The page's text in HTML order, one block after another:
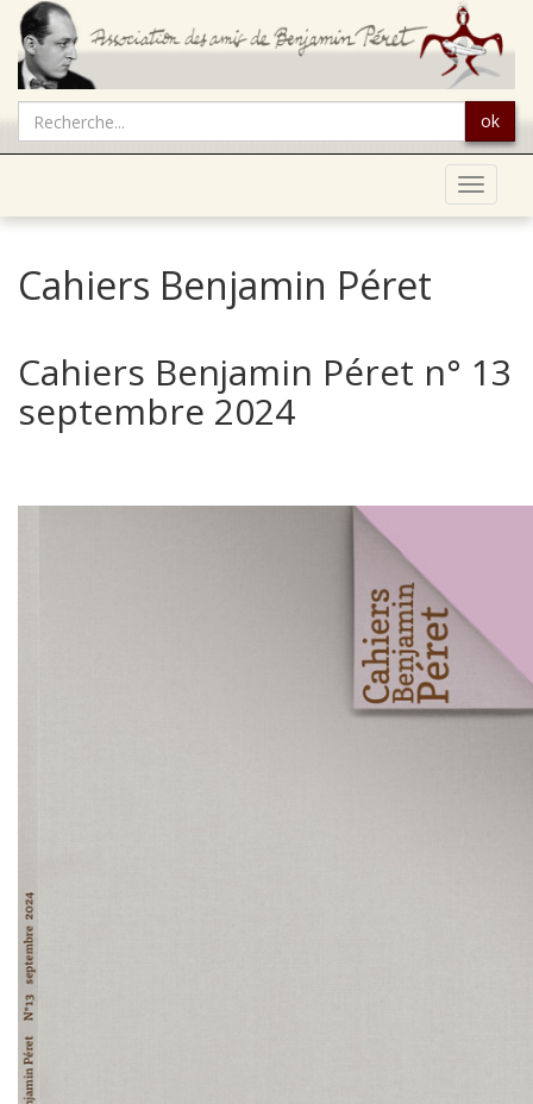
ok
Toggle
Cahiers Benjamin Péret
Cahiers Benjamin Péret n° 13
septembre 2024